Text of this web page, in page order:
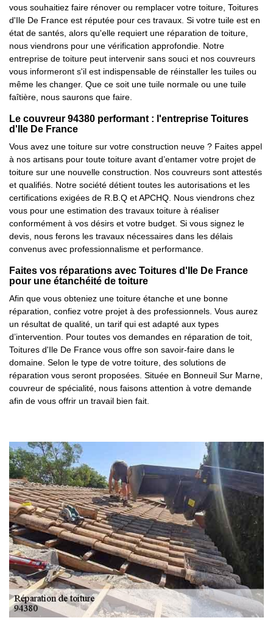
vous souhaitiez faire rénover ou remplacer votre toiture, Toitures
d'Ile De France est réputée pour ces travaux. Si votre tuile est en
état de santés, alors qu'elle requiert une réparation de toiture,
nous viendrons pour une vérification approfondie. Notre
entreprise de toiture peut intervenir sans souci et nos couvreurs
vous informeront s'il est indispensable de réinstaller les tuiles ou
même les changer. Que ce soit une tuile normale ou une tuile
faîtière, nous saurons que faire.
Le couvreur 94380 performant : l'entreprise Toitures
d'Ile De France
Vous avez une toiture sur votre construction neuve ? Faites appel
à nos artisans pour toute toiture avant d’entamer votre projet de
toiture sur une nouvelle construction. Nos couvreurs sont attestés
et qualifiés. Notre société détient toutes les autorisations et les
certifications exigées de R.B.Q et APCHQ. Nous viendrons chez
vous pour une estimation des travaux toiture à réaliser
conformément à vos désirs et votre budget. Si vous signez le
devis, nous ferons les travaux nécessaires dans les délais
convenus avec professionnalisme et performance.
Faites vos réparations avec Toitures d'Ile De France
pour une étanchéité de toiture
Afin que vous obteniez une toiture étanche et une bonne
réparation, confiez votre projet à des professionnels. Vous aurez
un résultat de qualité, un tarif qui est adapté aux types
d’intervention. Pour toutes vos demandes en réparation de toit,
Toitures d'Ile De France vous offre son savoir-faire dans le
domaine. Selon le type de votre toiture, des solutions de
réparation vous seront proposées. Située en Bonneuil Sur Marne,
couvreur de spécialité, nous faisons attention à votre demande
afin de vous offrir un travail bien fait.